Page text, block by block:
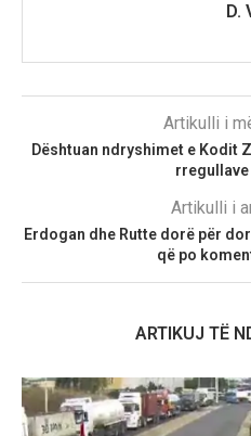
D.
Artikulli i
Dështuan ndryshimet e Kodit
Artikulli i
Erdogan dhe Rutte dorë për
që po
ARTIKUJ TË